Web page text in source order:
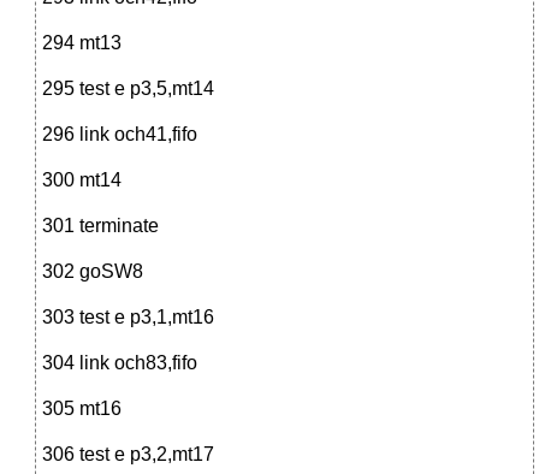
294 mt13
295 test e p3,5,mt14
296 link och41,fifo
300 mt14
301 terminate
302 goSW8
303 test e p3,1,mt16
304 link och83,fifo
305 mt16
306 test e p3,2,mt17